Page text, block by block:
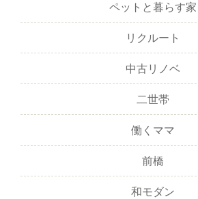
ペットと暮らす家
リクルート
中古リノベ
二世帯
働くママ
前橋
和モダン